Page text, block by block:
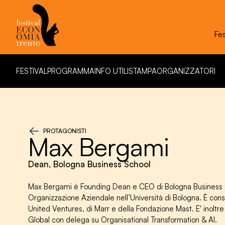
FESTIVALPROGRAMMAINFO UTILISTAMPAORGANIZZATORI
PROTAGONISTI
Max Bergami
Dean, Bologna Business School
Max Bergami è Founding Dean e CEO di Bologna
Organizzazione Aziendale nell’Università di Bologna. È
United Ventures, di Marr e della Fondazione Mast. E'
Global con delega su Organisational Transformation & AI.